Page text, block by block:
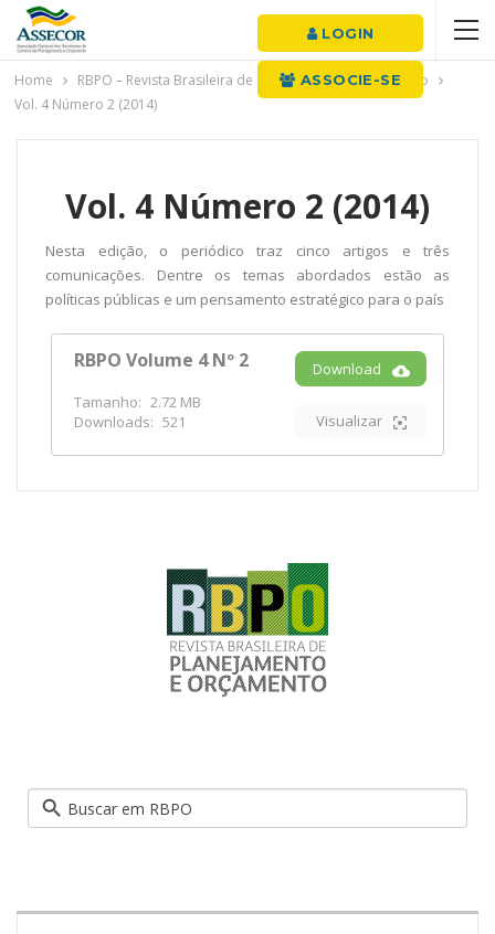
LOGIN
ASSOCIE-SE
Home
RBPO – Revista Brasileira de Planejamento e Orçamento
Vol. 4 Número 2 (2014)
Vol. 4 Número 2 (2014)
Nesta edição, o periódico traz cinco artigos e três
comunicações. Dentre os temas abordados estão as
políticas públicas e um pensamento estratégico para o país
RBPO Volume 4 Nº 2
Tamanho: 2.72 MB
Downloads: 521
Download
Visualizar